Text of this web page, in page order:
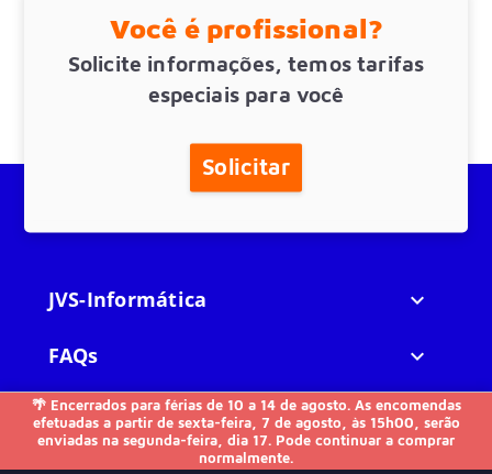
🌴 Encerrados para férias de 10 a 14 de agosto. As encomendas
efetuadas a partir de sexta-feira, 7 de agosto, às 15h00, serão
enviadas na segunda-feira, dia 17. Pode continuar a comprar
normalmente.
Você é profissional?
Solicite informações, temos tarifas
especiais para você
Solicitar
JVS-Informática 
FAQs 
Outros 
Contacte-nos